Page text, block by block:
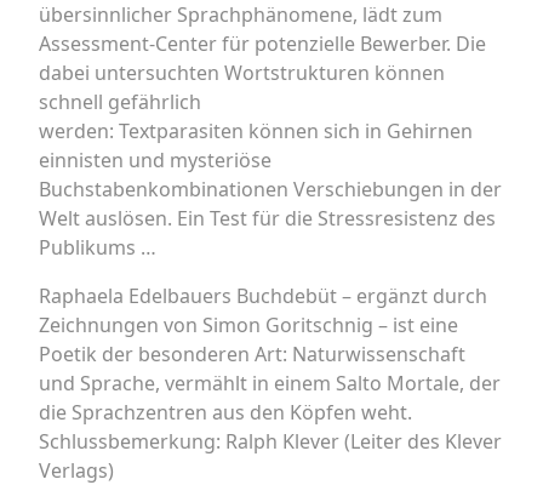
übersinnlicher Sprachphänomene, lädt zum
Assessment-Center für potenzielle Bewerber. Die
dabei untersuchten Wortstrukturen können
schnell gefährlich
werden: Textparasiten können sich in Gehirnen
einnisten und mysteriöse
Buchstabenkombinationen Verschiebungen in der
Welt auslösen. Ein Test für die Stressresistenz des
Publikums …
Raphaela Edelbauers Buchdebüt – ergänzt durch
Zeichnungen von Simon Goritschnig – ist eine
Poetik der besonderen Art: Naturwissenschaft
und Sprache, vermählt in einem Salto Mortale, der
die Sprachzentren aus den Köpfen weht.
Schlussbemerkung: Ralph Klever (Leiter des Klever
Verlags)